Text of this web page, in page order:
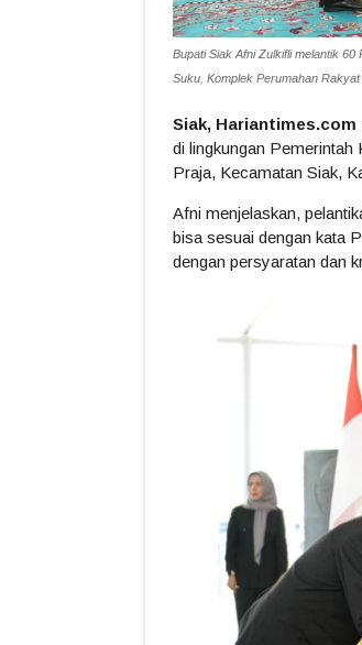
Bupati Siak Afni Zulkifli melantik
Suku, Komplek Perumahan
Siak, Hariantimes.com
di lingkungan Pemerintah
Praja, Kecamatan Siak,
Afni menjelaskan,
bisa sesuai dengan kata
dengan persyaratan dan